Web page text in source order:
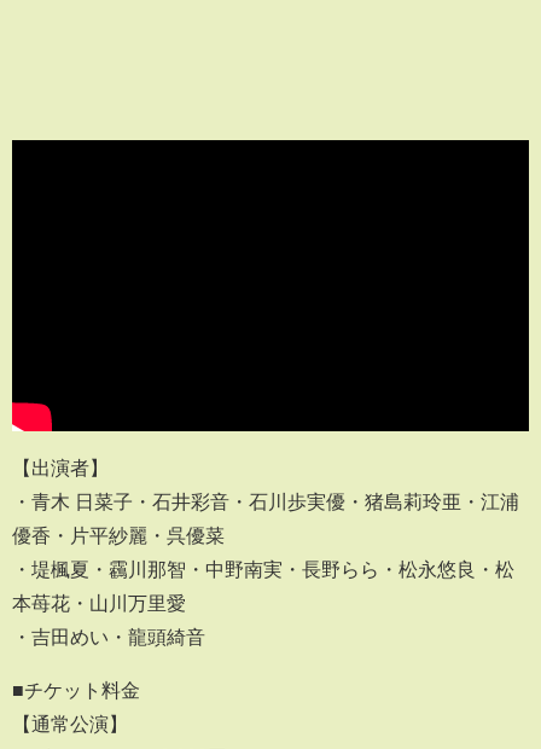
【出演者】
・青木 日菜子・石井彩音・石川歩実優・猪島莉玲亜・江浦
優香・片平紗麗・呉優菜
・堤楓夏・靏川那智・中野南実・長野らら・松永悠良・松
本苺花・山川万里愛
・吉田めい・龍頭綺音
■チケット料金
【通常公演】